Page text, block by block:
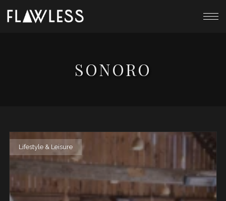
SONORO
Lifestyle & Leisure